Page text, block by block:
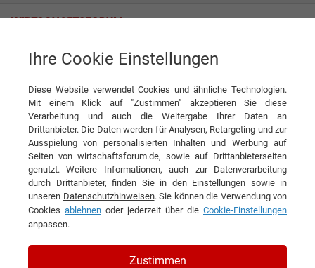
RYTM TRADE Sp. z o.o.
Interviews der RYTM TRADE Sp. z
o.o.
Ihre Cookie Einstellungen
Diese Website verwendet Cookies und ähnliche Technologien.
Mit einem Klick auf "Zustimmen" akzeptieren Sie diese
Verarbeitung und auch die Weitergabe Ihrer Daten an
Drittanbieter. Die Daten werden für Analysen, Retargeting und zur
Ausspielung von personalisierten Inhalten und Werbung auf
Seiten von wirtschaftsforum.de, sowie auf Drittanbieterseiten
genutzt. Weitere Informationen, auch zur Datenverarbeitung
durch Drittanbieter, finden Sie in den Einstellungen sowie in
unseren Datenschutzhinweisen. Sie können die Verwendung von
Cookies ablehnen oder jederzeit über die Cookie-Einstellungen
anpassen.
Zustimmen